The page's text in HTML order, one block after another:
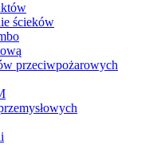
ścieków
przeciwpożarowych